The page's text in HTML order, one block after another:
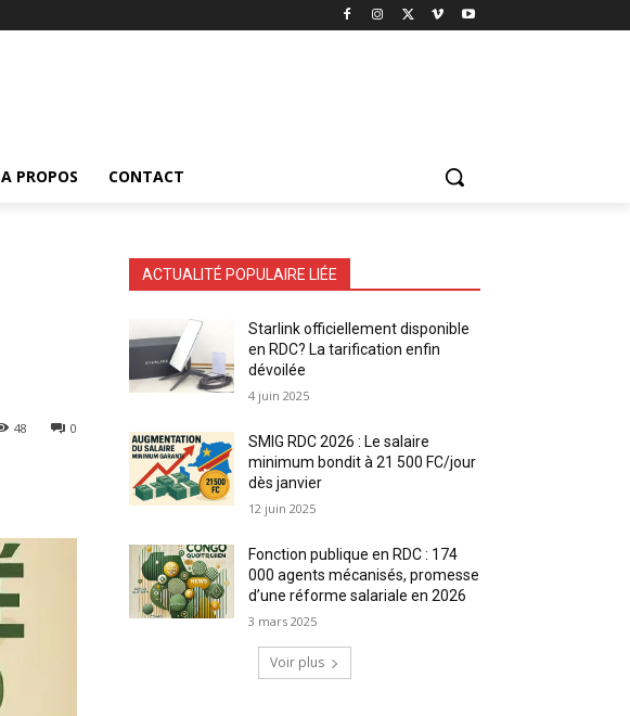
A PROPOS CONTACT
0
48
ACTUALITÉ POPULAIRE LIÉE
Starlink officiellement disponible
en RDC? La tarification enfin
dévoilée
4 juin 2025
SMIG RDC 2026 : Le salaire
minimum bondit à 21 500 FC/jour
dès janvier
12 juin 2025
Fonction publique en RDC : 174
000 agents mécanisés, promesse
d’une réforme salariale en 2026
3 mars 2025
Voir plus